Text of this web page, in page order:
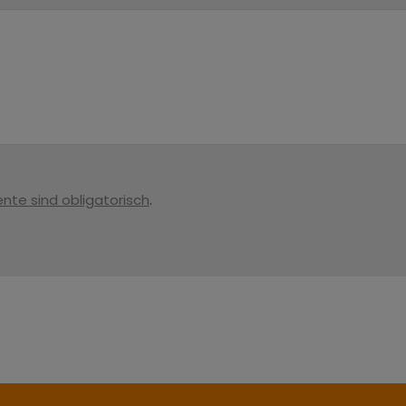
sind obligatorisch.